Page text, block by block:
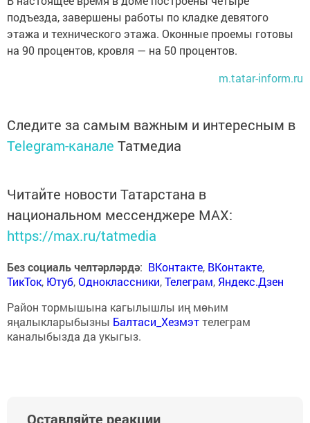
подъезда, завершены работы по кладке девятого
этажа и технического этажа. Оконные проемы готовы
на 90 процентов, кровля — на 50 процентов.
m.tatar-inform.ru
Следите за самым важным и интересным в
Telegram-канале Татмедиа
Читайте новости Татарстана в
национальном мессенджере MАХ:
https://max.ru/tatmedia
Без социаль челтәрләрдә: ВКонтакте, ВКонтакте,
ТикТок, Ютуб,Одноклассники,Телеграм, Яндекс.Дзен
Район тормышына кагылышлы иң мөһим
яңалыкларыбызны Балтаси_Хезмэттелеграм
каналыбызда да укыгыз.
Оставляйте реакции